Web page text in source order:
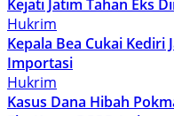
Kejati Jatim Tahan Eks
Hukrim
Kepala Bea Cukai Kediri
Importasi
Hukrim
Kasus Dana Hibah